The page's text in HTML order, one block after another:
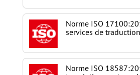
Norme ISO
services de traduction
Norme ISO